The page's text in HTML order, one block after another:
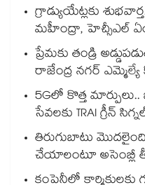
గ్రాడ్యుయేట్లకు
మహీంద్రా, హెచ్సీఎల్
ప్రేమకు తండ్రి
రాజేంద్ర నగర్ ఎమ్మెల్యే
5Gలో కొత్త
సేవలకు TRAI గ్రీన్
తిరుగుబాటు
చేయాలంటూ అసెంబ్లీ